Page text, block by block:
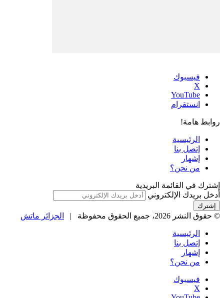
فيسبوك
‫X
‫YouTube
انستقرام
روابط هامة!
الرئيسية
إتصل بنا
إشهار
من نحن؟
إشترك في القائمة البريدية
أدخل بريدك الإلكتروني
© حقوق النشر 2026، جميع الحقوق محفوظة | الجزائر ماتش
الرئيسية
إتصل بنا
إشهار
من نحن؟
فيسبوك
‫X